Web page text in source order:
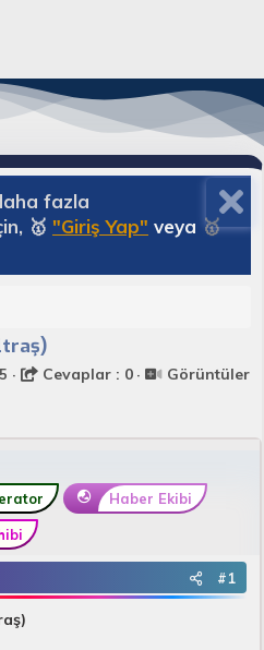
fazla
🥇 "Giriş Yap" veya 🥇
Cevaplar : 0
Görüntüler
Haber Ekibi
#1